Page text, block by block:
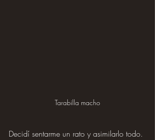
Tarabilla macho
Decidí sentarme un rato y asimilarlo todo.